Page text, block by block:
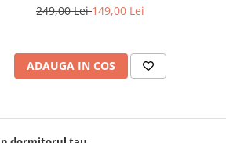
249,00 Lei149,00 Lei
ADAUGA IN COS